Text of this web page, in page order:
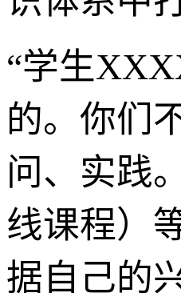
“学生
的。你们
问、实践
线课程）
据自己的